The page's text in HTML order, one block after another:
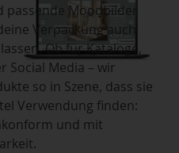
passende Moodbilder
Verpackung auch
Ob für Kataloge,
Social Media – wir
so in Szene, dass sie
Verwendung finden:
und mit